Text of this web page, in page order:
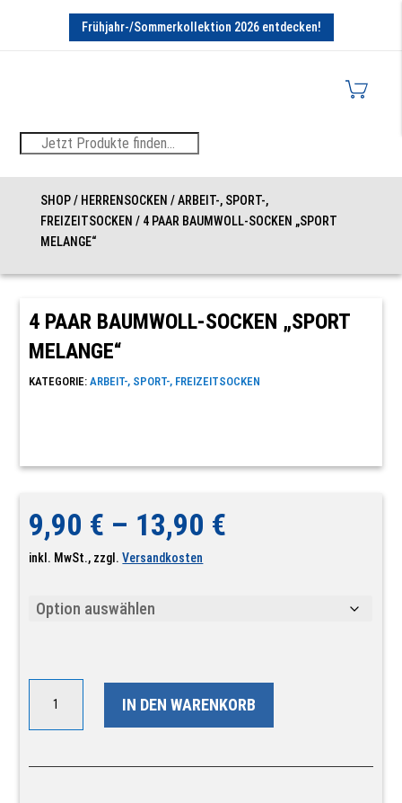
Frühjahr-/Sommerkollektion 2026 entdecken!
SHOP/ HERRENSOCKEN /ARBEIT-, SPORT-,
FREIZEITSOCKEN / 4 PAAR BAUMWOLL-SOCKEN „SPORT
MELANGE“
4 PAAR BAUMWOLL-SOCKEN „SPORT
MELANGE“
KATEGORIE:ARBEIT-, SPORT-, FREIZEITSOCKEN
9,90 € – 13,90 €
inkl. MwSt., zzgl.Versandkosten
Paar
Baumwoll-
"Sport
IN DEN WARENKORB